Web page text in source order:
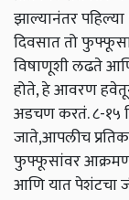
झाल्यानंतर
दिवसात तो
विषाणूशी लढते
होते, हे आवरण
अडचण करतं. ८-१५
जाते,आपलीच
फुफ्फूसांवर
आणि यात पेशंटचा